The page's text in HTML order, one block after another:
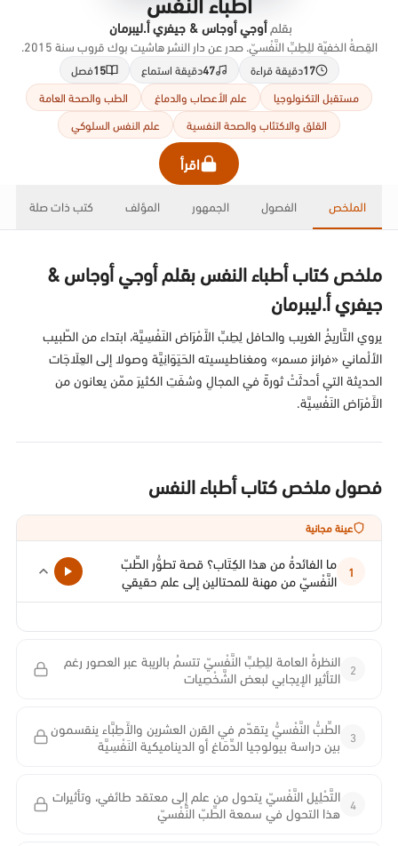
بقلمأوجي أوجاس & جيفري أ.ليبرمان
القِصةُ الخفيّة للِطِبِّ النَّفْسيّ. صدر عن دار النشر هاشيت بوك قروب سنة 2015.
17دقيقة قراءة 47دقيقة استماع 15فصل
مستقبل التكنولوجيا
علم الأعصاب والدماغ
الطب والصحة العامة
القلق والاكتئاب والصحة النفسية
علم النفس السلوكي
اقرأ
الملخص الفصول الجمهور المؤلف كتب ذات صلة
ملخص كتاب أطباء النفس بقلم أوجي أوجاس &
جيفري أ.ليبرمان
يروي التَّاريخُ الغريب والحافل لِطِبِّ الأَمْرَاض النَفْسِيَّة، ابتداء من الطّبيب
الألْماني «فرانز مسمر» ومغناطيسيته الحَيَوَانِيَّة وصولا إلى العِلَاجَات
الحديثة التي أحدثَتْ ثورةً في المجالِ وشفَتِ الكثيرَ ممّن يعانون من
الأَمْرَاض النَفْسِيَّة.
فصول ملخص كتاب أطباء النفس
عينة مجانية
1
ما الفائدةُ من هذا الكِتَاب؟ قصة تطوُّر الطِّبّ
النَّفْسيّ من مهنة للمحتالين إلى علم حقيقي
2 النظرةُ العامة للِطِبِّ النَّفْسيّ تتسمُ بالريبة عبر العصور رغم
التأثير الإيجابي لبعض الشَّخْصِيات
3 الطِّبُّ النَّفْسيُّ يتقدّم في القرن العشرين والأَطِبَّاء ينقسمون
بين دراسة بيولوجيا الدِّمَاغ أو الديناميكية النَفْسِيَّة
4 التَّحْلِيل النَّفْسيّ يتحول من علم إلى معتقد طائفي، وتأثيرات
هذا التحول في سمعة الطِّبّ النَّفْسيّ